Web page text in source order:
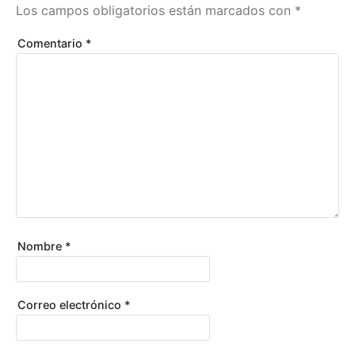
Los campos obligatorios están marcados con *
Comentario *
Nombre *
Correo electrónico *